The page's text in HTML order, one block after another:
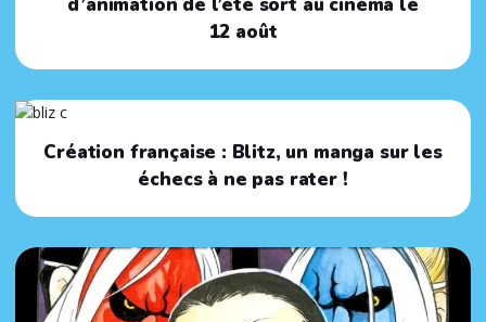
12 août
Création française : Blitz, un manga sur les
échecs à ne pas rater !